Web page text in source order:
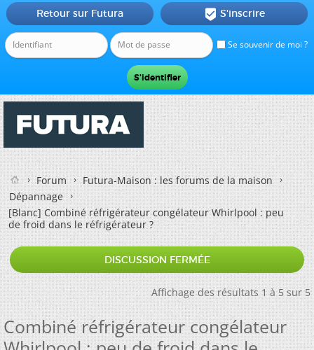
Se souvenir de moi ?
Retour sur Futura  S'inscrire
Forum
Futura-Maison : les forums de la maison
Dépannage
[Blanc]Combiné réfrigérateur congélateur Whirlpool : peu
de froid dans le réfrigérateur ?
DISCUSSION FERMÉE
Affichage des résultats 1 à 5 sur 5
Combiné réfrigérateur congélateur